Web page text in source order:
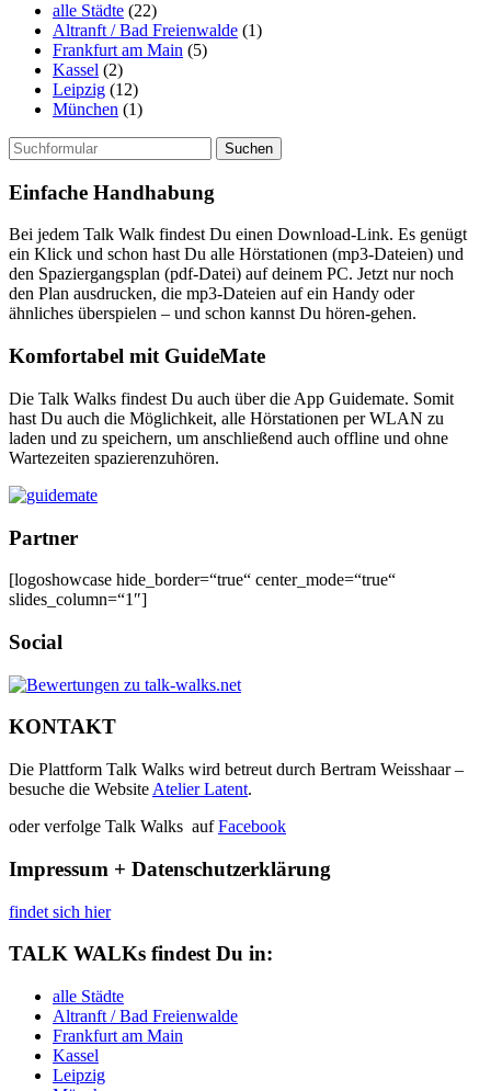
alle Städte (22)
Altranft / Bad Freienwalde (1)
Frankfurt am Main (5)
Kassel (2)
Leipzig (12)
München (1)
Suchen
nach:
Einfache Handhabung
Bei jedem Talk Walk findest Du einen Download-Link. Es genügt
ein Klick und schon hast Du alle Hörstationen (mp3-Dateien) und
den Spaziergangsplan (pdf-Datei) auf deinem PC. Jetzt nur noch
den Plan ausdrucken, die mp3-Dateien auf ein Handy oder
ähnliches überspielen – und schon kannst Du hören-gehen.
Komfortabel mit GuideMate
Die Talk Walks findest Du auch über die App Guidemate. Somit
hast Du auch die Möglichkeit, alle Hörstationen per WLAN zu
laden und zu speichern, um anschließend auch offline und ohne
Wartezeiten spazierenzuhören.
Partner
[logoshowcase hide_border=“true“ center_mode=“true“
slides_column=“1″]
Social
KONTAKT
Die Plattform Talk Walks wird betreut durch Bertram Weisshaar –
besuche die Website Atelier Latent.
oder verfolge Talk Walks aufFacebook
Impressum + Datenschutzerklärung
findet sich hier
TALK WALKs findest Du in:
alle Städte
Altranft / Bad Freienwalde
Frankfurt am Main
Kassel
Leipzig